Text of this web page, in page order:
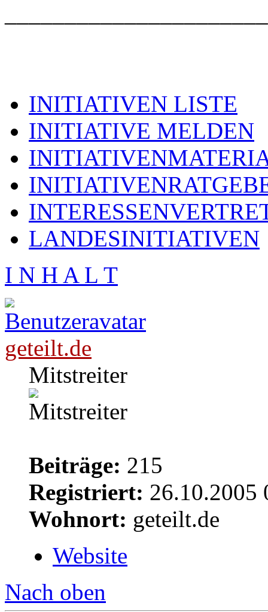
INITIATIVEN LISTE
INITIATIVE MELDEN
LANDESINITIATIVEN
I N H A L T
geteilt.de
Mitstreiter
Beiträge: 215
Registriert: 26.10.2005
Wohnort: geteilt.de
Website
Nach oben